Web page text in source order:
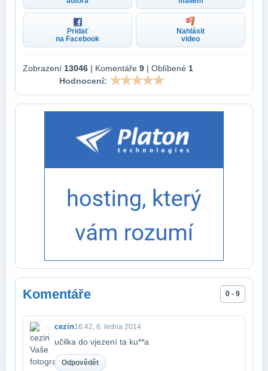
Pridať
na Facebook
Nahlásit
video
Zobrazení 13046 | Komentáře 9 | Oblíbené 1
Hodnocení:
Komentáře 0 - 9
cezin16:42, 6. ledna 2014
učilka do vjezení ta ku**a
Odpovědět